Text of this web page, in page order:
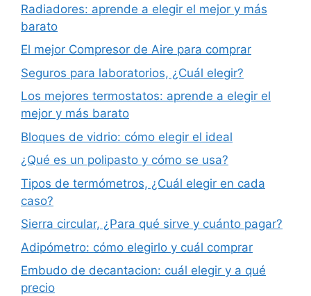
Radiadores: aprende a elegir el mejor y más
barato
El mejor Compresor de Aire para comprar
Seguros para laboratorios, ¿Cuál elegir?
Los mejores termostatos: aprende a elegir el
mejor y más barato
Bloques de vidrio: cómo elegir el ideal
¿Qué es un polipasto y cómo se usa?
Tipos de termómetros, ¿Cuál elegir en cada
caso?
Sierra circular, ¿Para qué sirve y cuánto pagar?
Adipómetro: cómo elegirlo y cuál comprar
Embudo de decantacion: cuál elegir y a qué
precio